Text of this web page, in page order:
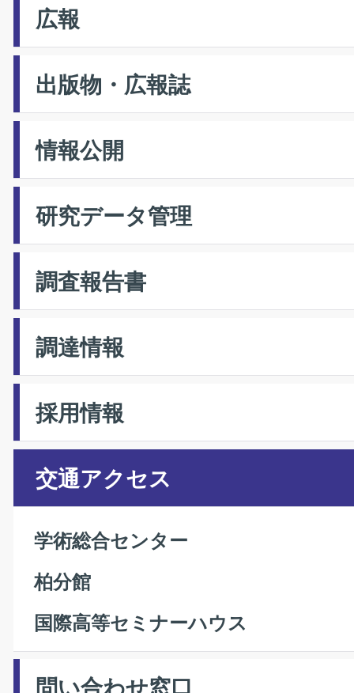
広報
出版物・広報誌
情報公開
研究データ管理
調査報告書
調達情報
採用情報
交通アクセス
学術総合センター
柏分館
国際高等セミナーハウス
問い合わせ窓口